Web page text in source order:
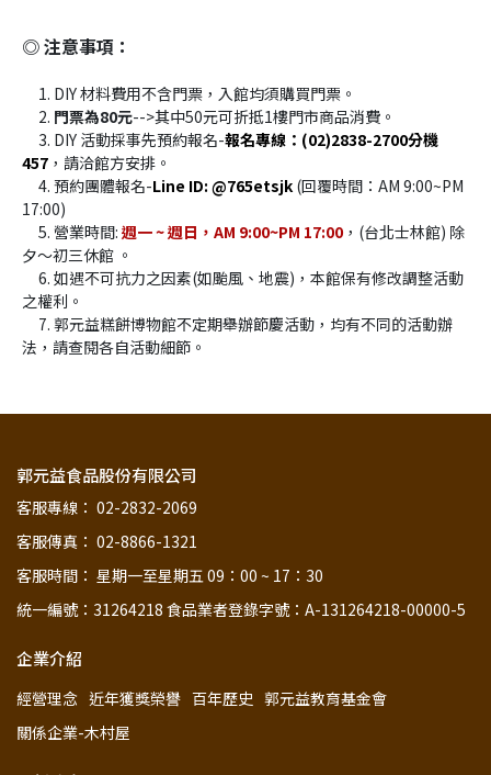
◎ 注意事項：
1. DIY 材料費用不含門票，入館均須購買門票。
2. 門票為80元-->其中50元可折抵1樓門市商品消費。
3. DIY 活動採事先預約報名-報名專線：(02)2838-2700分機
457 ，請洽館方安排。
4. 預約團體報名-Line ID: @765etsjk (回覆時間：AM 9:00~PM
17:00)
5. 營業時間: 週一 ~ 週日，AM 9:00~PM 17:00 ，(台北士林館) 除
夕～初三休館 。
6. 如遇不可抗力之因素(如颱風、地震)，本館保有修改調整活動
之權利。
7. 郭元益糕餅博物館不定期舉辦節慶活動，均有不同的活動辦
法，請查閱各自活動細節。
郭元益食品股份有限公司
客服專線： 02-2832-2069
客服傳真： 02-8866-1321
客服時間： 星期一至星期五 09：00 ~ 17：30
統一編號：31264218 食品業者登錄字號：A-131264218-00000-5
企業介紹
經營理念 近年獲獎榮譽 百年歷史 郭元益教育基金會
關係企業-木村屋